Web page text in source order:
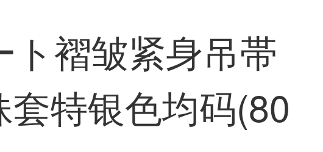
褶皱紧身吊帯
特银色均码(80